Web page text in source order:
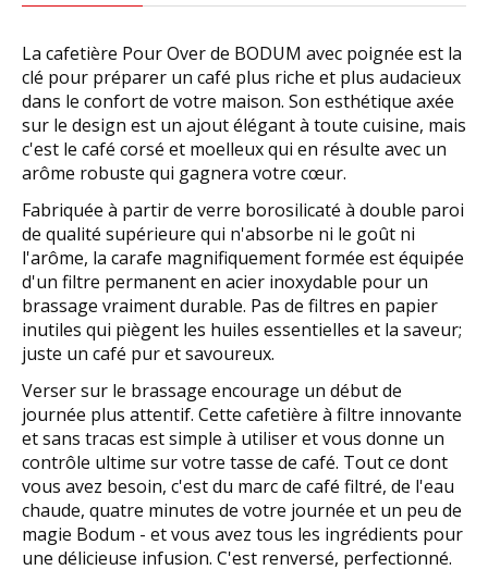
La cafetière Pour Over de BODUM avec poignée est la
clé pour préparer un café plus riche et plus audacieux
dans le confort de votre maison. Son esthétique axée
sur le design est un ajout élégant à toute cuisine, mais
c'est le café corsé et moelleux qui en résulte avec un
arôme robuste qui gagnera votre cœur.
Fabriquée à partir de verre borosilicaté à double paroi
de qualité supérieure qui n'absorbe ni le goût ni
l'arôme, la carafe magnifiquement formée est équipée
d'un filtre permanent en acier inoxydable pour un
brassage vraiment durable. Pas de filtres en papier
inutiles qui piègent les huiles essentielles et la saveur;
juste un café pur et savoureux.
Verser sur le brassage encourage un début de
journée plus attentif. Cette cafetière à filtre innovante
et sans tracas est simple à utiliser et vous donne un
contrôle ultime sur votre tasse de café. Tout ce dont
vous avez besoin, c'est du marc de café filtré, de l'eau
chaude, quatre minutes de votre journée et un peu de
magie Bodum - et vous avez tous les ingrédients pour
une délicieuse infusion. C'est renversé, perfectionné.